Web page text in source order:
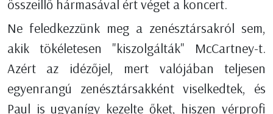
összeillő hármasával ért véget a koncert.
Ne feledkezzünk meg a zenésztársakról sem,
akik tökéletesen "kiszolgálták" McCartney-t.
Azért az idézőjel, mert valójában teljesen
egyenrangú zenésztársakként viselkedtek, és
Paul is ugyanígy kezelte őket, hiszen vérprofi